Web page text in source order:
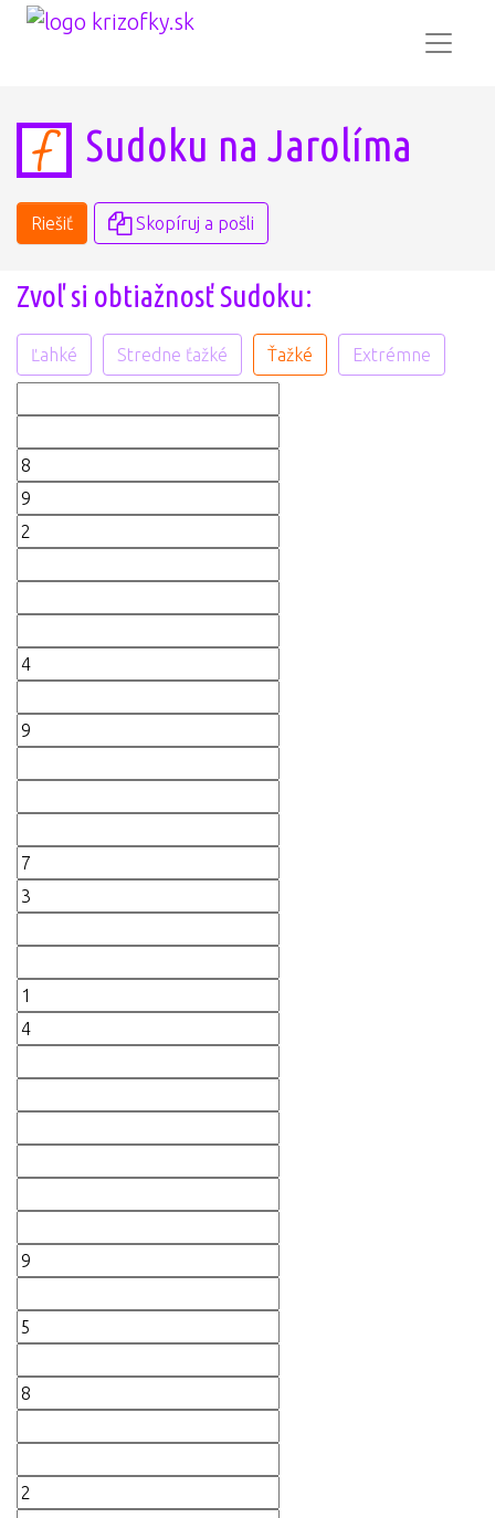
Sudoku na Jarolíma
Riešiť Skopíruj a pošli
Zvoľ si obtiažnosť Sudoku:
Ľahké Stredne ťažké Ťažké Extrémne